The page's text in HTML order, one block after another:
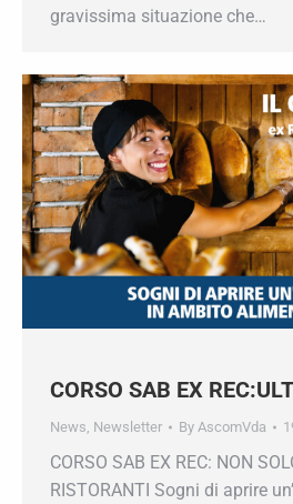
perplesso circa la gravissima
CORSO SAB EX
Newsletter AscomVda
CORSO SAB EX REC: NON
RISTORANTI Sogni di aprire